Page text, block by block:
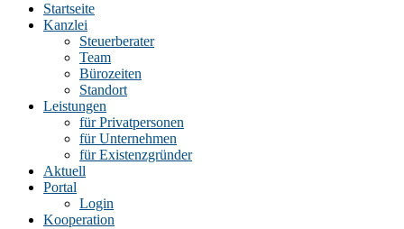
Stephan
Steuerberater
Essen
Startseite
Kanzlei
Steuerberater
Team
Bürozeiten
Standort
Leistungen
für Privatpersonen
für Unternehmen
für Existenzgründer
Aktuell
Portal
Login
Kooperation